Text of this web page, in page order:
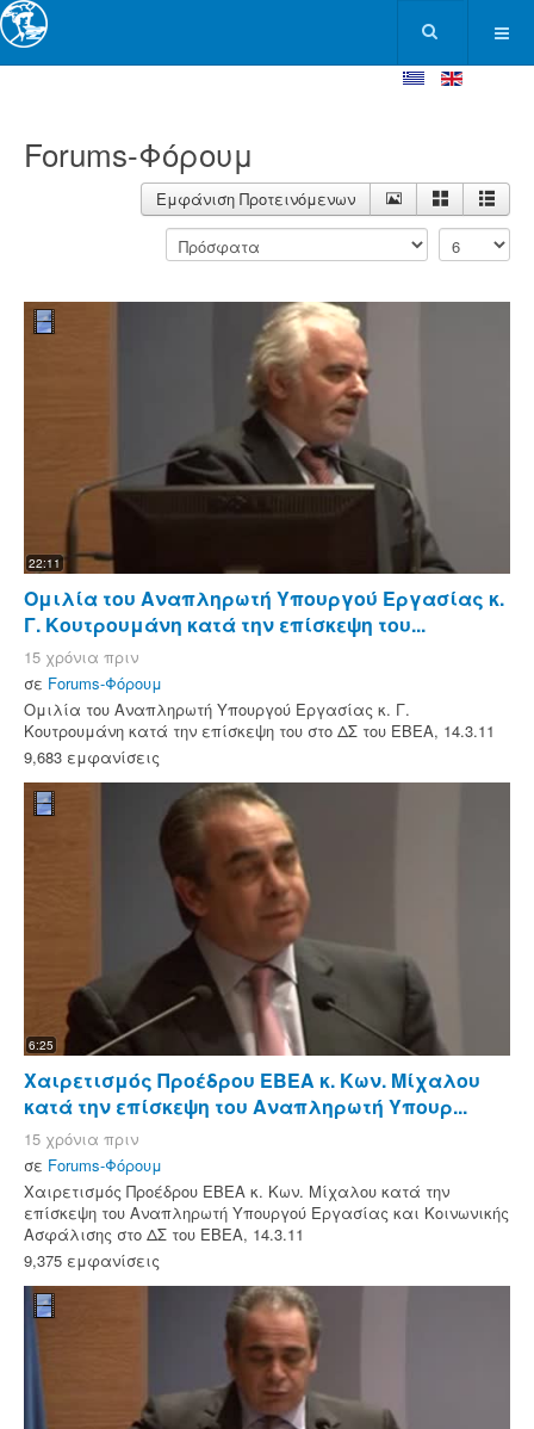
Forums-Φόρουμ
Εμφάνιση Προτεινόμενων
22:11
Ομιλία του Αναπληρωτή Υπουργού Εργασίας κ.
Γ. Κουτρουμάνη κατά την επίσκεψη του...
15 χρόνια πριν
σε Forums-Φόρουμ
Ομιλία του Αναπληρωτή Υπουργού Εργασίας κ. Γ.
Κουτρουμάνη κατά την επίσκεψη του στο ΔΣ του ΕΒΕΑ, 14.3.11
9,683 εμφανίσεις
6:25
Χαιρετισμός Προέδρου ΕΒΕΑ κ. Κων. Μίχαλου
κατά την επίσκεψη του Αναπληρωτή Υπουρ...
15 χρόνια πριν
σε Forums-Φόρουμ
Χαιρετισμός Προέδρου ΕΒΕΑ κ. Κων. Μίχαλου κατά την
επίσκεψη του Αναπληρωτή Υπουργού Εργασίας και Κοινωνικής
Ασφάλισης στο ΔΣ του ΕΒΕΑ, 14.3.11
9,375 εμφανίσεις